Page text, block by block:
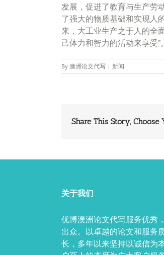
发展，促进了教育与生产劳
了强大的物质基础和实现人
来，大工业生产之于人的全
己体力和智力的活动来享受”。
By 澳洲论文代写 | 新闻
Share This Story, Choose
关于我们
优博澳洲论文代写服务优秀
出众。以卓越的论文和服务
长，多年以来坚持以诚信为